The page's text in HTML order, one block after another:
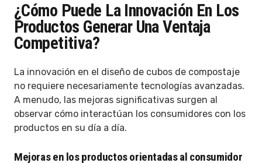
¿Cómo Puede La Innovación En Los
Productos Generar Una Ventaja
Competitiva?
La innovación en el diseño de cubos de compostaje
no requiere necesariamente tecnologías avanzadas.
A menudo, las mejoras significativas surgen al
observar cómo interactúan los consumidores con los
productos en su día a día.
Mejoras en los productos orientadas al consumidor